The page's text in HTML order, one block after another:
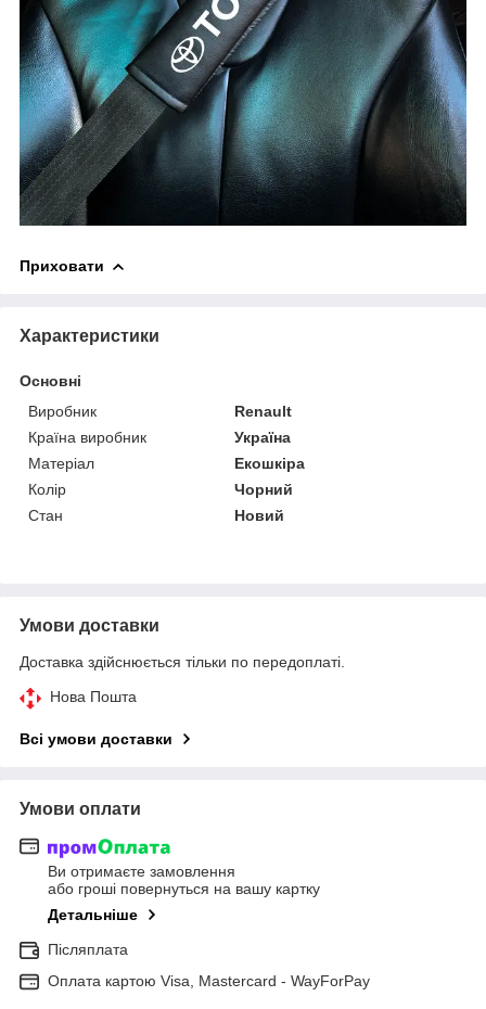
Приховати
Характеристики
Основні
Виробник
Renault
Країна виробник
Україна
Матеріал
Екошкіра
Колір
Чорний
Стан
Новий
Умови доставки
Доставка здійснюється тільки по передоплаті.
Нова Пошта
Всі умови доставки
Умови оплати
Ви отримаєте замовлення
або гроші повернуться на вашу картку
Детальніше
Післяплата
Оплата картою Visa, Mastercard - WayForPay